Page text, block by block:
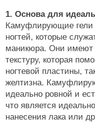
1. Основа для
Камуфлирующие гели
ногтей, которые
маникюра. Они имеют
текстуру, которая
ногтевой пластины,
желтизна.
идеально ровной и
что является
нанесения лака или